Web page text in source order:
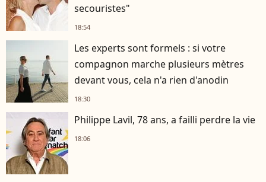
secouristes"
18:54
Les experts sont formels : si votre
compagnon marche plusieurs mètres
devant vous, cela n'a rien d'anodin
18:30
Philippe Lavil, 78 ans, a failli perdre la vie
18:06